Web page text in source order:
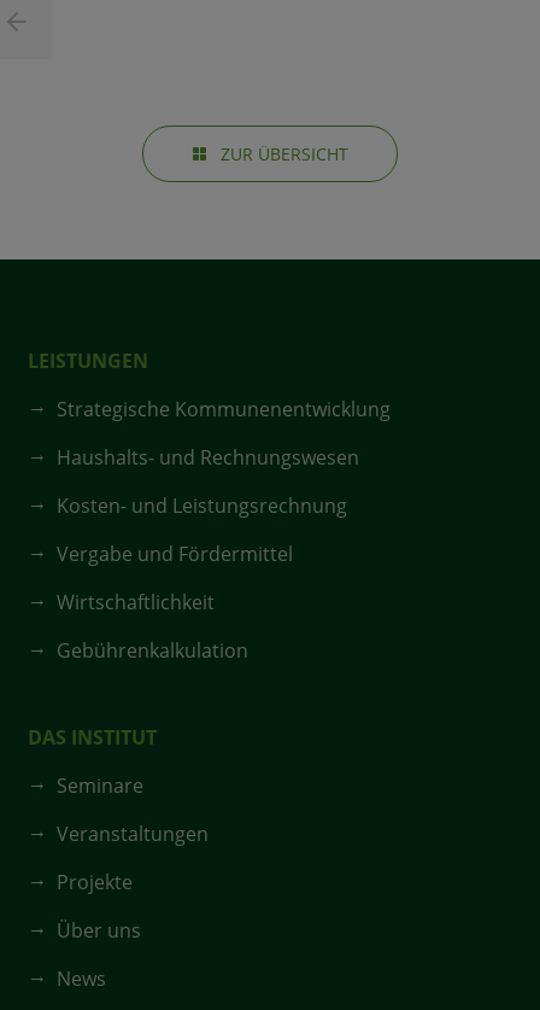
ZUR ÜBERSICHT
LEISTUNGEN
Strategische Kommunenentwicklung
Haushalts- und Rechnungswesen
Kosten- und Leistungsrechnung
Vergabe und Fördermittel
Wirtschaftlichkeit
Gebührenkalkulation
DAS INSTITUT
Seminare
Veranstaltungen
Projekte
Über uns
News